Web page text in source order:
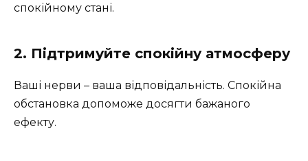
спокійному стані.
2. Підтримуйте спокійну атмосферу
Ваші нерви – ваша відповідальність. Спокійна
обстановка допоможе досягти бажаного
ефекту.